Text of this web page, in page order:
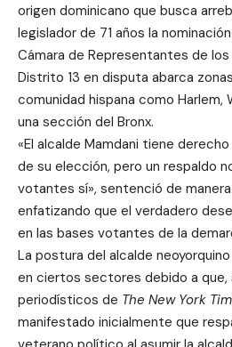
origen dominicano que busca
legislador de 71 años la
Cámara de Representantes de los
Distrito 13 en disputa abarca
comunidad hispana como Harlem,
una sección del Bronx.
«El alcalde Mamdani tiene
de su elección, pero un respaldo
votantes sí», sentenció de
enfatizando que el verdadero
en las bases votantes de la
La postura del alcalde
en ciertos sectores debido a que,
periodísticos de The New York
manifestado inicialmente que